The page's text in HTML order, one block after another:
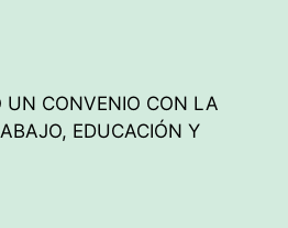
UN CONVENIO CON LA
EDUCACIÓN Y